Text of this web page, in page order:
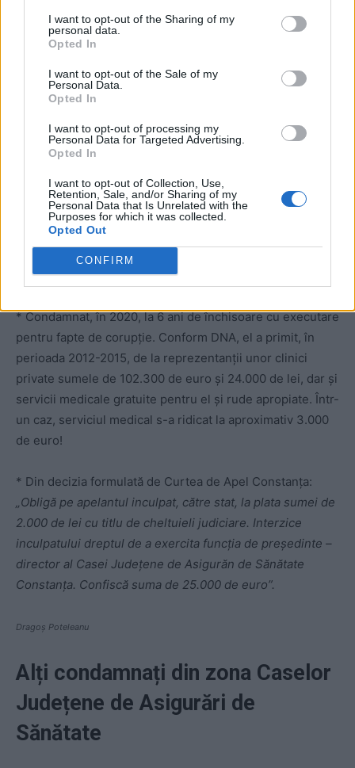
I want to opt-out of the Sharing of my
personal data.
Opted In
I want to opt-out of the Sale of my
Personal Data.
Opted In
I want to opt-out of processing my
Personal Data for Targeted Advertising.
Opted In
I want to opt-out of Collection, Use,
Retention, Sale, and/or Sharing of my
Personal Data that Is Unrelated with the
Purposes for which it was collected.
Opted Out
CONFIRM
private
ad
* Condamnat, în 2020, la 6 ani de închisoare cu executare
pentru fapte de corupție. Conform DNA, el a primit, în
perioada 2012-2015, de la reprezentanții unor clinici
private sumele de 102.300 de euro și 24.000 de lei, dar și
servicii medicale gratuite pentru el și rude apropiate. Într-
un caz, serviciul medical s-a ridicat la aproximativ 3.000
de euro!
* Din decizia formulată de Curtea de Apel Constanţa:
„Obligă pe apelantul inculpat, către stat, la plata sumei de
2.000 de lei cu titlu de cheltuieli judiciare. Interzice
inculpatului dreptul de a exercita funcţia de preşedinte –
director al Casei Judeţene de Asigurăn de Sănătate
Constanţa. Confiscă suma de 25.000 de euro”.
Dragoș Poteleanu
Alți condamnați din zona Caselor
Județene de Asigurări de
Sănătate